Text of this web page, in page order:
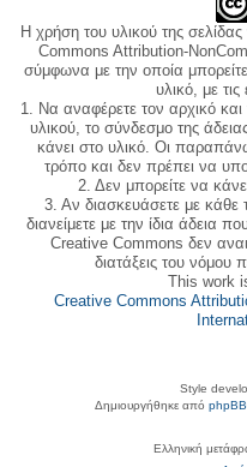
Η χρήση του υλικού της
Commons Attribution-
σύμφωνα με την οποία
υλικό, με
1. Να αναφέρετε τον αρχικό και
υλικού, το σύνδεσμο της
κάνει στο υλικό. Οι
τρόπο και δεν πρέπει να
2. Δεν μπορείτε να
3. Αν διασκευάσετε με κάθε
διανείμετε με την ίδια άδεια
Creative Commons δεν
διατάξεις του νόμου
This work
Creative Commons
Style
Δημιουργήθηκε από phpBB
Ελληνική